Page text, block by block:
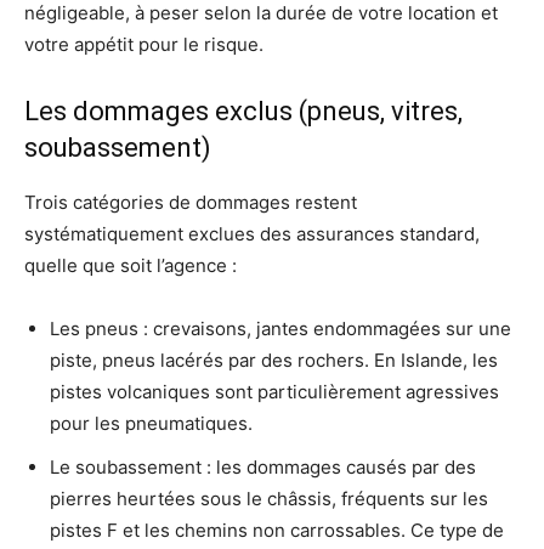
négligeable, à peser selon la durée de votre location et
votre appétit pour le risque.
Les dommages exclus (pneus, vitres,
soubassement)
Trois catégories de dommages restent
systématiquement exclues des assurances standard,
quelle que soit l’agence :
Les pneus : crevaisons, jantes endommagées sur une
piste, pneus lacérés par des rochers. En Islande, les
pistes volcaniques sont particulièrement agressives
pour les pneumatiques.
Le soubassement : les dommages causés par des
pierres heurtées sous le châssis, fréquents sur les
pistes F et les chemins non carrossables. Ce type de